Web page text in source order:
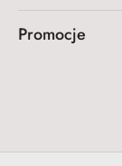
Promocje